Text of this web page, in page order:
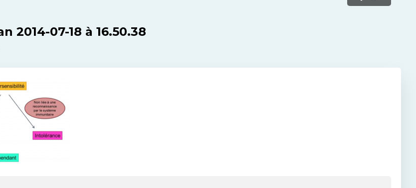
2014-07-18 à 16.50.38